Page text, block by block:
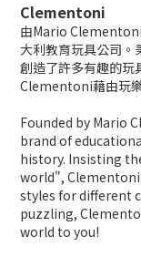
Clementoni
由Mario
大利教育玩具公司
創造了許多有趣的玩
Clementoni藉由玩
Founded by Mario
brand of
history. Insisting
world",
styles for different
puzzling,
world to you!